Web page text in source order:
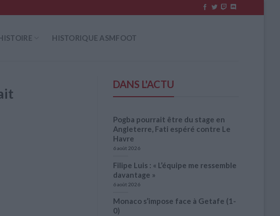
HISTORIQUE ASMFOOT
DANS L'ACTU
Pogba pourrait être du stage en
Angleterre, Fati espéré contre Le
Havre
6 août 2026
Filipe Luis : « L’équipe me ressemble
davantage »
6 août 2026
Monaco s’impose face à Getafe (1-
0)